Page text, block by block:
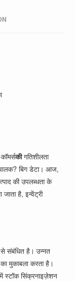
कीगतिशीलता
चालक? बिग डेटा। आज,
की उपलब्धता के
है, इन्वेंट्री
संबंधित है। उन्नत
मुकाबला करता है।
में स्टॉक सिंक्रनाइज़ेशन